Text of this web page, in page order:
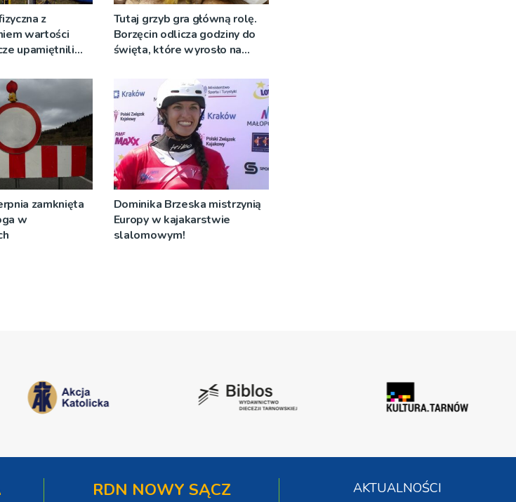
z
wartości
upamiętnili
Tutaj grzyb gra główną rolę.
Borzęcin odlicza godziny do
święta, które wyrosło na
zamknięta
w
Dominika Brzeska mistrzynią
Europy w kajakarstwie
slalomowym!
RDN NOWY SĄCZ
AKTUALNOŚCI